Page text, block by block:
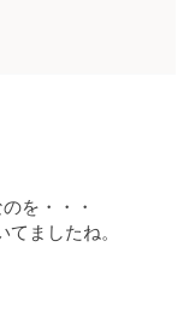
を・・・
ましたね。